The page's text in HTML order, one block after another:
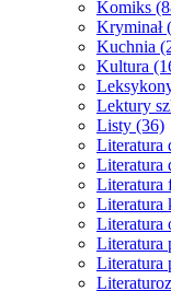
Komiks
Kryminał
Kuchnia
Kultura
Lektury
Listy (36)
Literatura
Literatura
Literatura
Literatura
Literatura
Literatura
Literatura